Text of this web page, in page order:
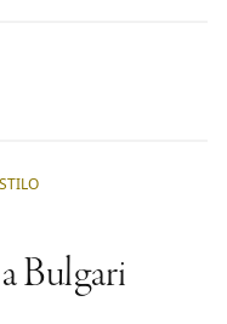
Bulgari